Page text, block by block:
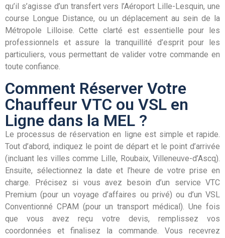
qu’il s’agisse d’un transfert vers l’Aéroport Lille-Lesquin, une
course Longue Distance, ou un déplacement au sein de la
Métropole Lilloise. Cette clarté est essentielle pour les
professionnels et assure la tranquillité d’esprit pour les
particuliers, vous permettant de valider votre commande en
toute confiance.
Comment Réserver Votre
Chauffeur VTC ou VSL en
Ligne dans la MEL ?
Le processus de réservation en ligne est simple et rapide.
Tout d’abord, indiquez le point de départ et le point d’arrivée
(incluant les villes comme Lille, Roubaix, Villeneuve-d’Ascq).
Ensuite, sélectionnez la date et l’heure de votre prise en
charge. Précisez si vous avez besoin d’un service VTC
Premium (pour un voyage d’affaires ou privé) ou d’un VSL
Conventionné CPAM (pour un transport médical). Une fois
que vous avez reçu votre devis, remplissez vos
coordonnées et finalisez la commande. Vous recevrez